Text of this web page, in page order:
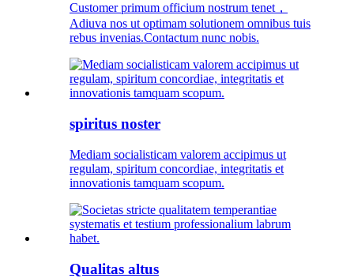
Customer primum officium nostrum tenet，
Adiuva nos ut optimam solutionem omnibus tuis
rebus invenias.Contactum nunc nobis.
spiritus noster
Mediam socialisticam valorem accipimus ut
regulam, spiritum concordiae, integritatis et
innovationis tamquam scopum.
Qualitas altus